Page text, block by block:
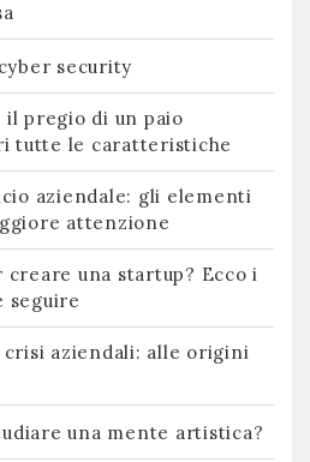
security
il pregio di un paio
tutte le caratteristiche
aziendale: gli elementi
attenzione
creare una startup? Ecco i
seguire
crisi aziendali: alle origini
una mente artistica?